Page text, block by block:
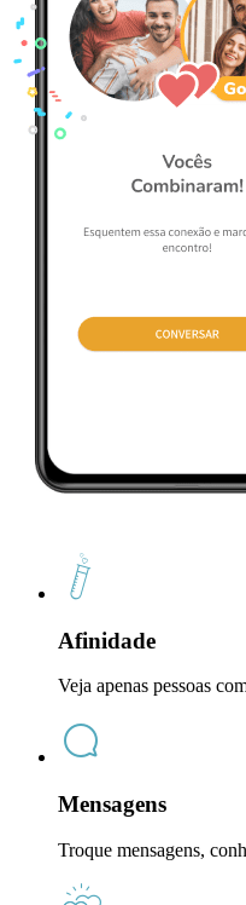
Afinidade
Veja apenas pessoas
Mensagens
Troque mensagens,